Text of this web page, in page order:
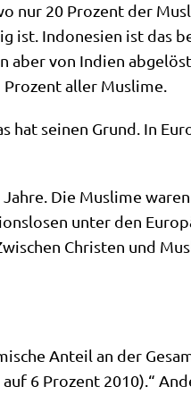
nur 20 Pro­zent der
ist. Indo­ne­si­en ist das
aber von Indi­en
Pro­zent aller Muslime.
hat sei­nen Grund. In
Die Mus­li­me
unter den
Chri­sten und
Anteil an der
6 Pro­zent 2010).“